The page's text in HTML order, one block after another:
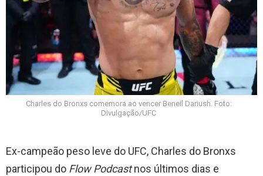
Charles do Bronxs comemora ao vencer Beneil Dariush. Foto:
Divulgação/UFC
Ex-campeão peso leve do UFC, Charles do Bronxs
participou do Flow Podcastnos últimos dias e